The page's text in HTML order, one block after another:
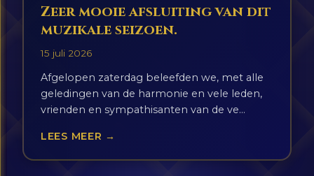
Zeer mooie afsluiting van dit
muzikale seizoen.
15 juli 2026
Afgelopen zaterdag beleefden we, met alle
geledingen van de harmonie en vele leden,
vrienden en sympathisanten van de ve...
LEES MEER →